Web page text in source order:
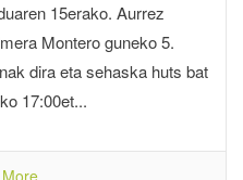
15erako. Aurrez
Montero guneko 5.
dira eta sehaska huts bat
17:00et...